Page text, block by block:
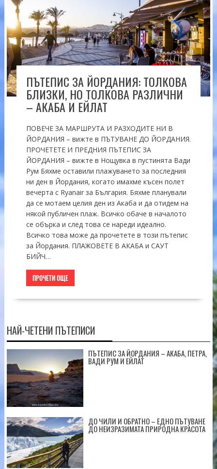
ПЪТЕПИС ЗА ЙОРДАНИЯ: ТОЛКОВА
БЛИЗКИ, НО ТОЛКОВА РАЗЛИЧНИ
– АКАБА И ЕЙЛАТ
ПОВЕЧЕ ЗА МАРШРУТА И РАЗХОДИТЕ НИ В
ЙОРДАНИЯ – вижте в ПЪТУВАНЕ ДО ЙОРДАНИЯ.
ПРОЧЕТЕТЕ И ПРЕДНИЯ ПЪТЕПИС ЗА
ЙОРДАНИЯ – вижте в Нощувка в пустинята Вади
Рум Бяхме оставили плажуването за последния
ни ден в Йордания, когато имахме късен полет
вечерта с Ryanair за България. Бяхме планували
да се мотаем целия ден из Акаба и да отидем на
някой публичен плаж. Всичко обаче в началото
се обърка и след това се нареди идеално.
Всичко това може да прочетете в този пътепис
за Йордания. ПЛАЖОВЕТЕ В АКАБА и САУТ
БИЙЧ…
ПРОЧЕТИ ОЩЕ
НАЙ-ЧЕТЕНИ ПЪТЕПИСИ
ПЪТЕПИС ЗА ЙОРДАНИЯ – АКАБА, ПЕТРА,
ВАДИ РУМ И ЕЙЛАТ
ДО ЧИЛИ И ОБРАТНО – ЕДНО ПЪТУВАНЕ
ДО НЕИЗРАЗИМАТА ПРИРОДНА КРАСОТА